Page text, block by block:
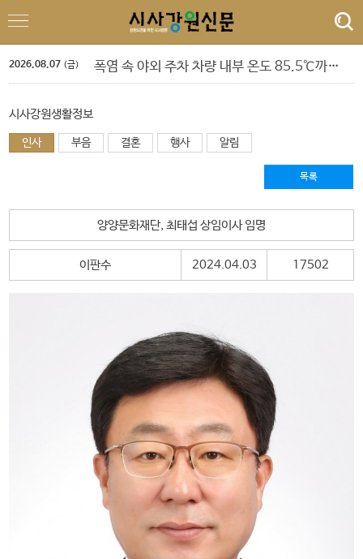
2026.08.07 (금)
제9회 지방선거 선거비용 보전액 200억여 원 지급
폭염 속 야외 주차 차량 내부 온도 85.5℃까지 치솟아
횡성군 병지방 오토캠핑장 재개장
양양 송이밸리자연휴양림 예약 마감
‘제10회 홍천강 별빛 음악 맥주 축제’ 드론 라이트쇼
시사강원생활정보
인사 부음 결혼 행사 알림
목록
양양문화재단, 최태섭 상임이사 임명
이판수 2024.04.03 17502